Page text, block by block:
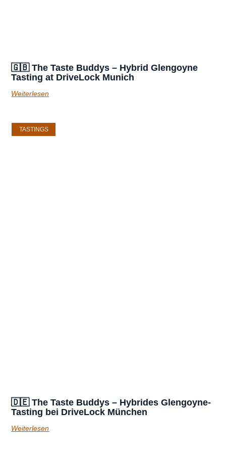
🇬🇧 The Taste Buddys – Hybrid Glengoyne
Tasting at DriveLock Munich
Weiterlesen
TASTINGS
🇩🇪 The Taste Buddys – Hybrides Glengoyne-
Tasting bei DriveLock München
Weiterlesen